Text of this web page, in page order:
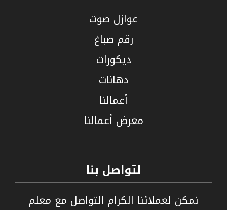
عوازل صوت
رقم صباغ
ديكورات
دهانات
أعمالنا
معرض أعمالنا
لتواصل بنا
نمكن لعملائنا الكرام التواصل مع معلم